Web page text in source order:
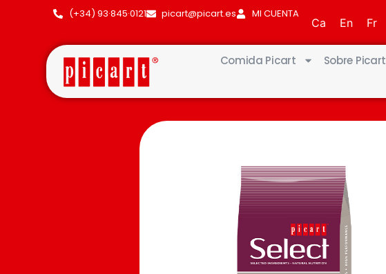
(+34) 93·845·0121 picart@picart.es MI CUENTA
Ca En Fr
Comida Picart Sobre Picart